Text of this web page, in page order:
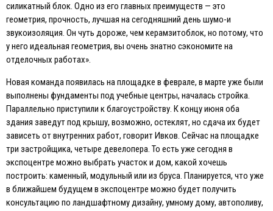
силикатный блок. Одно из его главных преимуществ — это
геометрия, прочность, лучшая на сегодняшний день шумо-и
звукоизоляция. Он чуть дороже, чем керамзитоблок, но потому, что
у него идеальная геометрия, вы очень знатно сэкономите на
отделочных работах».
Новая команда появилась на площадке в феврале, в марте уже были
выполнены фундаменты под учебные центры, началась стройка.
Параллельно приступили к благоустройству. К концу июня оба
здания заведут под крышу, возможно, остеклят, но сдача их будет
зависеть от внутренних работ, говорит Ивков. Сейчас на площадке
три застройщика, четыре девелопера. То есть уже сегодня в
экспоцентре можно выбрать участок и дом, какой хочешь
построить: каменный, модульный или из бруса. Планируется, что уже
в ближайшем будущем в экспоцентре можно будет получить
консультацию по ландшафтному дизайну, умному дому, автополиву,